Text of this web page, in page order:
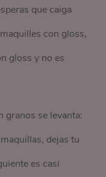
que caiga
con gloss,
gloss y no es
granos se levanta:
dejas tu
es casi